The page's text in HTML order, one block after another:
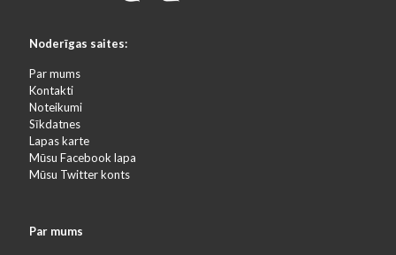
Noderīgas saites:
Par mums
Kontakti
Noteikumi
Sīkdatnes
Lapas karte
Mūsu Facebook lapa
Mūsu Twitter konts
Par mums